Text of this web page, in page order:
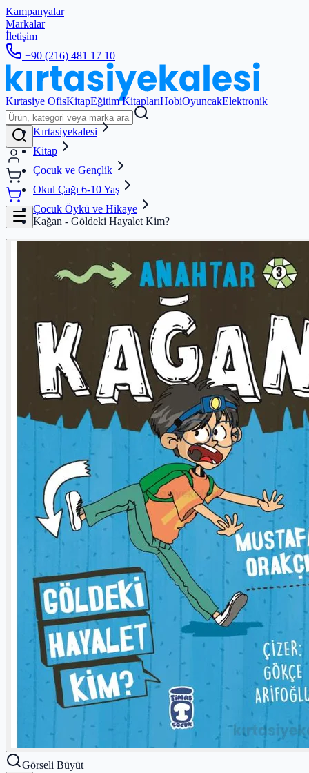
Kampanyalar
Markalar
İletişim
+90 (216) 481 17 10
Kırtasiye OfisKitapEğitim KitaplarıHobiOyuncakElektronik
Kırtasiyekalesi
Kitap
Çocuk ve Gençlik
Okul Çağı 6-10 Yaş
Çocuk Öykü ve Hikaye
Kağan - Göldeki Hayalet Kim?
Görseli Büyüt